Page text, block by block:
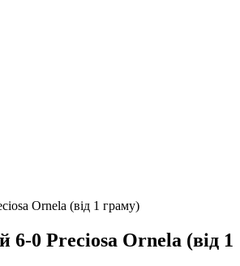
Ornela (від 1 граму)
6-0 Preciosa Ornela (від 1